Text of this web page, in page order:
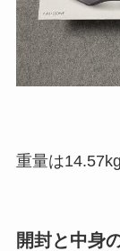
重量は14.57kg
開封と中身